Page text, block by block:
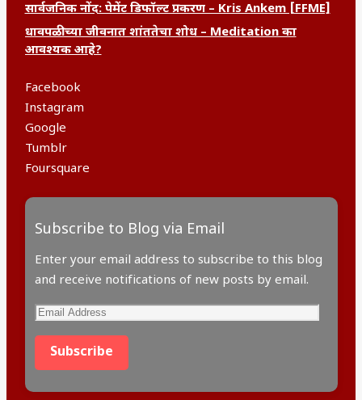
सार्वजनिक नोंद: पेमेंट डिफॉल्ट प्रकरण – Kris Ankem [FFME]
धावपळीच्या जीवनात शांततेचा शोध – Meditation का
आवश्यक आहे?
Facebook
Instagram
Google
Tumblr
Foursquare
Subscribe to Blog via Email
Enter your email address to subscribe to this blog
and receive notifications of new posts by email.
Email
Address
Subscribe